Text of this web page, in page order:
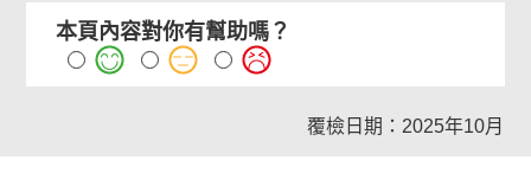
本頁內容對你有幫助嗎？
覆檢日期：2025年10月